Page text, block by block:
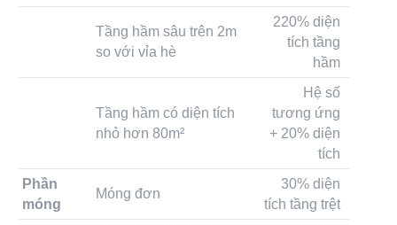
Tầng hầm sâu trên 2m
so với vỉa hè
220% diện
tích tầng
hầm
Tầng hầm có diện tích
nhỏ hơn 80m²
Hệ số
tương ứng
+ 20% diện
tích
Phần
móng
Móng đơn
30% diện
tích tầng trệt